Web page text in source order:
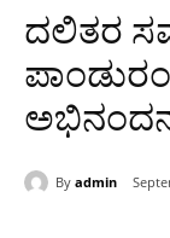
ದಲಿತರ
By admin